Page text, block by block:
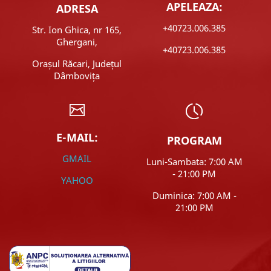
ADRESA
Str. Ion Ghica, nr 165,
Ghergani,
Orașul Răcari, Județul
Dâmbovița
APELEAZA:
+40723.006.385
+40723.006.385
E-MAIL:
GMAIL
YAHOO
PROGRAM
Luni-Sambata: 7:00 AM
- 21:00 PM
Duminica: 7:00 AM -
21:00 PM